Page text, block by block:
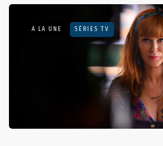
A LA UNE SÉRIES TV